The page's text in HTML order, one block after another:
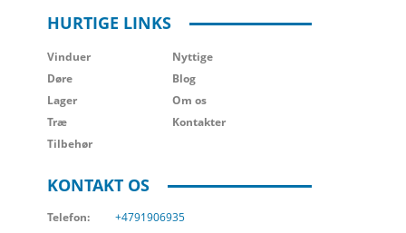
HURTIGE LINKS
Vinduer
Døre
Lager
Træ
Tilbehør
Nyttige
Blog
Om os
Kontakter
KONTAKT OS
Telefon:
+4791906935